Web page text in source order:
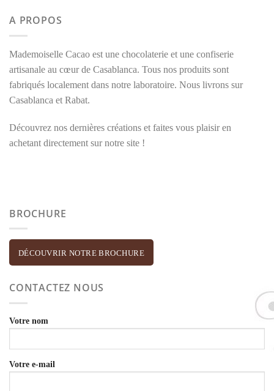
A PROPOS
Mademoiselle Cacao est une chocolaterie et une confiserie
artisanale au cœur de Casablanca. Tous nos produits sont
fabriqués localement dans notre laboratoire. Nous livrons sur
Casablanca et Rabat.
Découvrez nos dernières créations et faites vous plaisir en
achetant directement sur notre site !
BROCHURE
DÉCOUVRIR NOTRE BROCHURE
CONTACTEZ NOUS
Votre nom
Votre e-mail